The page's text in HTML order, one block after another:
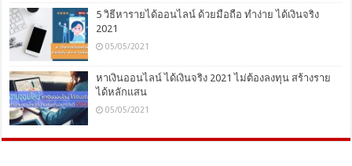
5 วิธีหารายได้ออนไลน์ ด้วยมือถือ ทำง่าย ได้เงินจริง
2021
05/05/2021
หาเงินออนไลน์ ได้เงินจริง 2021 ไม่ต้องลงทุน สร้างราย
ได้หลักแสน
05/05/2021